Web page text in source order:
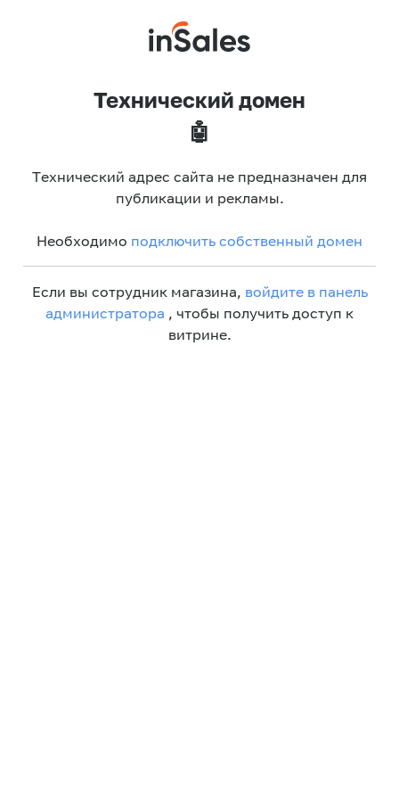
Технический домен
🤖
Технический адрес сайта не предназначен для
публикации и рекламы.
Необходимо подключить собственный домен
Если вы сотрудник магазина, войдите в панель
администратора , чтобы получить доступ к
витрине.